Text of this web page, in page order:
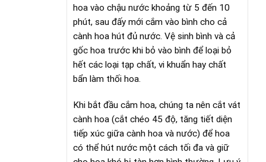
hoa vào chậu nước khoảng từ 5 đến 10
phút, sau đấy mới cắm vào bình cho cả
cành hoa hút đủ nước. Vệ sinh bình và cả
gốc hoa trước khi bỏ vào bình để loại bỏ
hết các loại tạp chất, vi khuẩn hay chất
bẩn làm thối hoa.
Khi bắt đầu cắm hoa, chúng ta nên cắt vát
cành hoa (cắt chéo 45 độ, tăng tiết diện
tiếp xúc giữa cành hoa và nước) để hoa
có thể hút nước một cách tối đa và giữ